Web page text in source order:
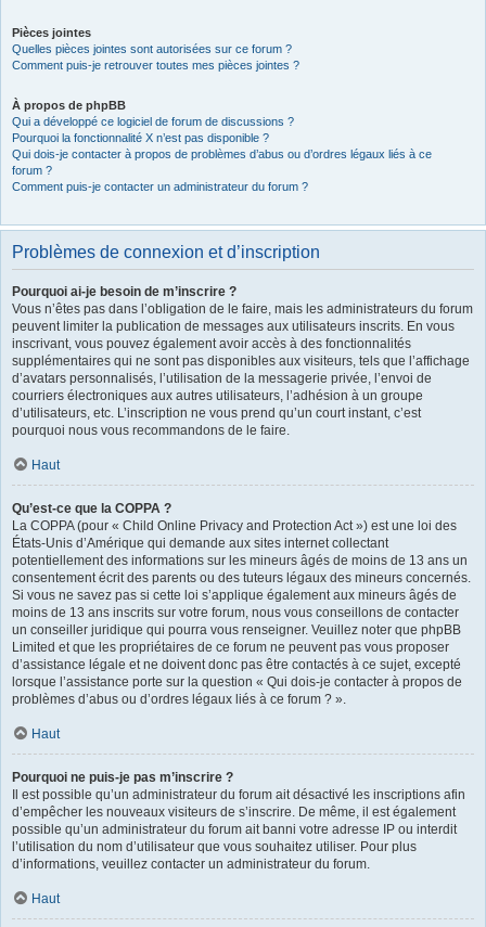
Pièces jointes
Quelles pièces jointes sont autorisées sur ce forum ?
Comment puis-je retrouver toutes mes pièces jointes ?
À propos de phpBB
Qui a développé ce logiciel de forum de discussions ?
Pourquoi la fonctionnalité X n’est pas disponible ?
Qui dois-je contacter à propos de problèmes d’abus ou d’ordres légaux liés à ce
forum ?
Comment puis-je contacter un administrateur du forum ?
Problèmes de connexion et d’inscription
Pourquoi ai-je besoin de m’inscrire ?
Vous n’êtes pas dans l’obligation de le faire, mais les administrateurs du forum
peuvent limiter la publication de messages aux utilisateurs inscrits. En vous
inscrivant, vous pouvez également avoir accès à des fonctionnalités
supplémentaires qui ne sont pas disponibles aux visiteurs, tels que l’affichage
d’avatars personnalisés, l’utilisation de la messagerie privée, l’envoi de
courriers électroniques aux autres utilisateurs, l’adhésion à un groupe
d’utilisateurs, etc. L’inscription ne vous prend qu’un court instant, c’est
pourquoi nous vous recommandons de le faire.
Haut
Qu’est-ce que la COPPA ?
La COPPA (pour « Child Online Privacy and Protection Act ») est une loi des
États-Unis d’Amérique qui demande aux sites internet collectant
potentiellement des informations sur les mineurs âgés de moins de 13 ans un
consentement écrit des parents ou des tuteurs légaux des mineurs concernés.
Si vous ne savez pas si cette loi s’applique également aux mineurs âgés de
moins de 13 ans inscrits sur votre forum, nous vous conseillons de contacter
un conseiller juridique qui pourra vous renseigner. Veuillez noter que phpBB
Limited et que les propriétaires de ce forum ne peuvent pas vous proposer
d’assistance légale et ne doivent donc pas être contactés à ce sujet, excepté
lorsque l’assistance porte sur la question « Qui dois-je contacter à propos de
problèmes d’abus ou d’ordres légaux liés à ce forum ? ».
Haut
Pourquoi ne puis-je pas m’inscrire ?
Il est possible qu’un administrateur du forum ait désactivé les inscriptions afin
d’empêcher les nouveaux visiteurs de s’inscrire. De même, il est également
possible qu’un administrateur du forum ait banni votre adresse IP ou interdit
l’utilisation du nom d’utilisateur que vous souhaitez utiliser. Pour plus
d’informations, veuillez contacter un administrateur du forum.
Haut